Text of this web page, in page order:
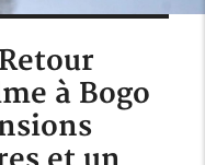
à Bogo